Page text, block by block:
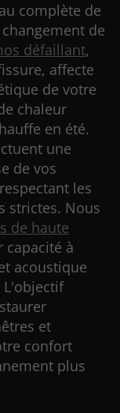
complète de
de
défaillant,
affecte
de votre
chaleur
en été.
une
de vos
les
strictes. Nous
de haute
capacité à
acoustique
L'objectif
et
confort
plus